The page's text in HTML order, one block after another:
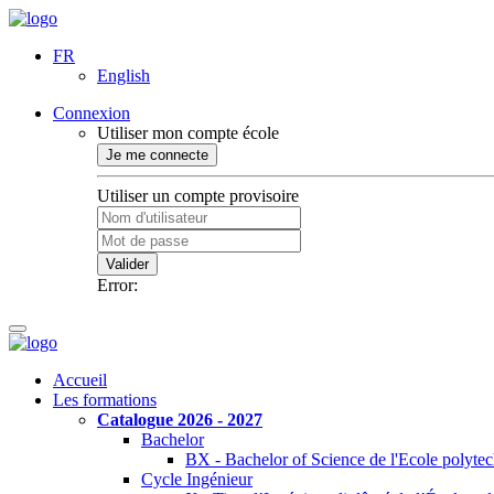
FR
English
Connexion
Utiliser mon compte école
Je me connecte
Utiliser un compte provisoire
Valider
Error:
Accueil
Les formations
Catalogue 2026 - 2027
Bachelor
BX - Bachelor of Science de l'Ecole
Cycle Ingénieur